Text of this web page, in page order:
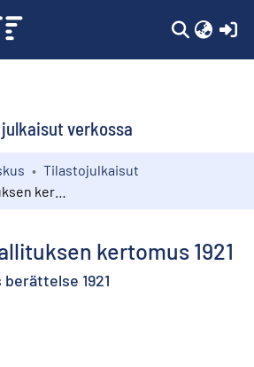
verkossa
Tilastojulkaisut
kertomus 1921
1921